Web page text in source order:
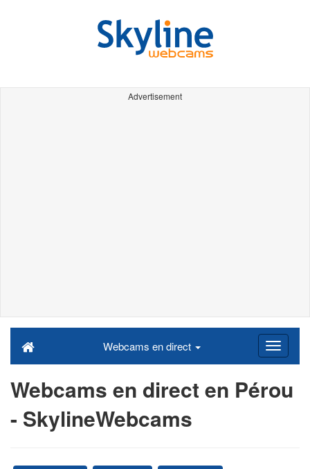
Advertisement
Webcams en direct
Webcams en direct en Pérou
- SkylineWebcams